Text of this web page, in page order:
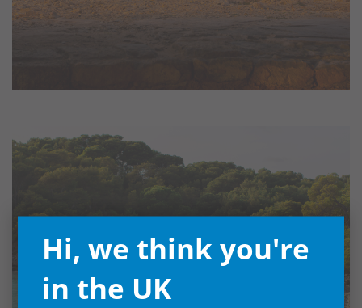
Les plages de
Minorque
Hi, we think you're
in the UK